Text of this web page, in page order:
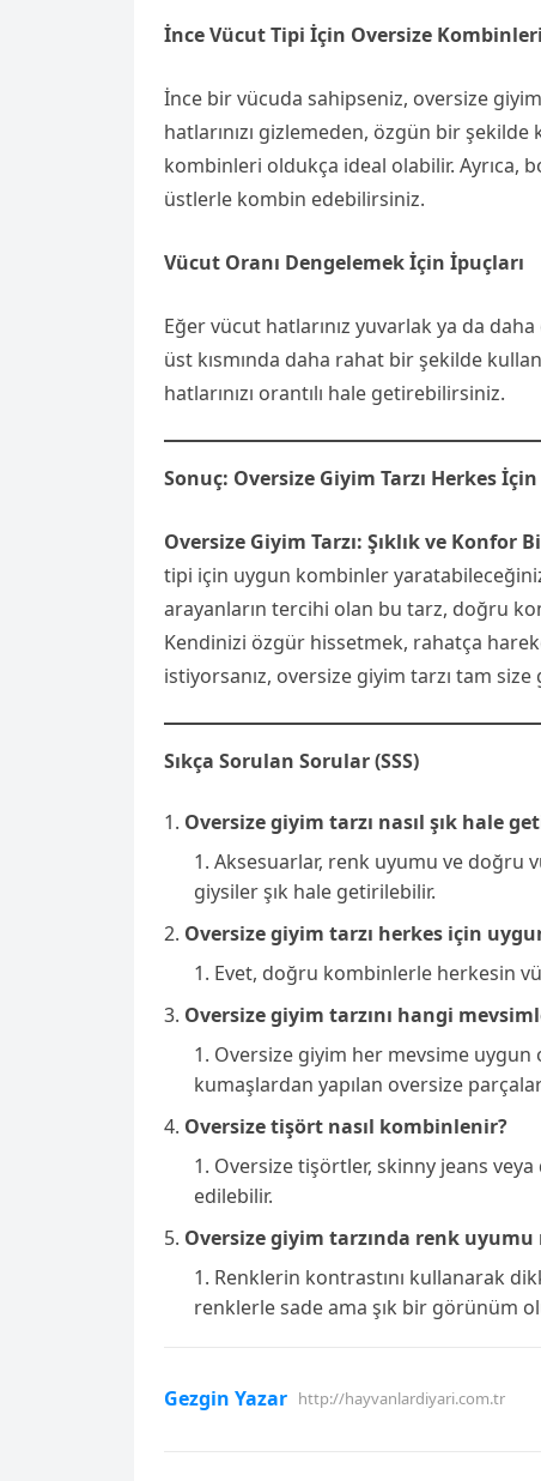
İnce Vücut Tipi İçin Oversize Kombinleri
İnce bir vücuda sahipseniz, oversize
hatlarınızı gizlemeden, özgün bir
kombinleri oldukça ideal olabilir. Ayrıca,
üstlerle kombin edebilirsiniz.
Vücut Oranı Dengelemek İçin İpuçları
Eğer vücut hatlarınız yuvarlak ya da
üst kısmında daha rahat bir şekilde
hatlarınızı orantılı hale getirebilirsiniz.
Sonuç: Oversize Giyim Tarzı Herkes
Oversize Giyim Tarzı: Şıklık ve Konfor
tipi için uygun kombinler
arayanların tercihi olan bu tarz, doğru
Kendinizi özgür hissetmek, rahatça
istiyorsanız, oversize giyim tarzı tam size
Sıkça Sorulan Sorular (SSS)
Oversize giyim tarzı nasıl şık hale
Aksesuarlar, renk uyumu ve doğru
giysiler şık hale getirilebilir.
Oversize giyim tarzı herkes için
Evet, doğru kombinlerle herkesin
Oversize giyim tarzını hangi
Oversize giyim her mevsime uygun
kumaşlardan yapılan oversize
Oversize tişört nasıl kombinlenir?
Oversize tişörtler, skinny jeans
edilebilir.
Oversize giyim tarzında renk uyumu
Renklerin kontrastını kullanarak
renklerle sade ama şık bir görünüm
Gezgin Yazar http://hayvanlardiyari.com.tr